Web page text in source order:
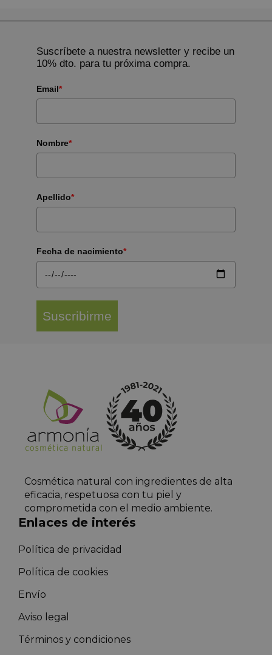
Suscríbete a nuestra newsletter y recibe un
10% dto. para tu próxima compra.
Email*
Nombre*
Apellido*
Fecha de nacimiento*
Suscribirme
Cosmética natural con ingredientes de alta
eficacia, respetuosa con tu piel y
comprometida con el medio ambiente.
Enlaces de interés
Política de privacidad
Política de cookies
Envío
Aviso legal
Términos y condiciones